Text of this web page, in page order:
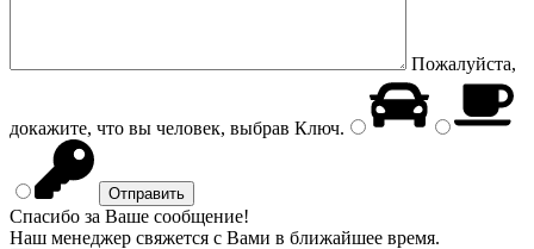
Пожалуйста,
докажите, что вы человек, выбрав Ключ.
Спасибо за Ваше сообщение!
Наш менеджер свяжется с Вами в ближайшее время.